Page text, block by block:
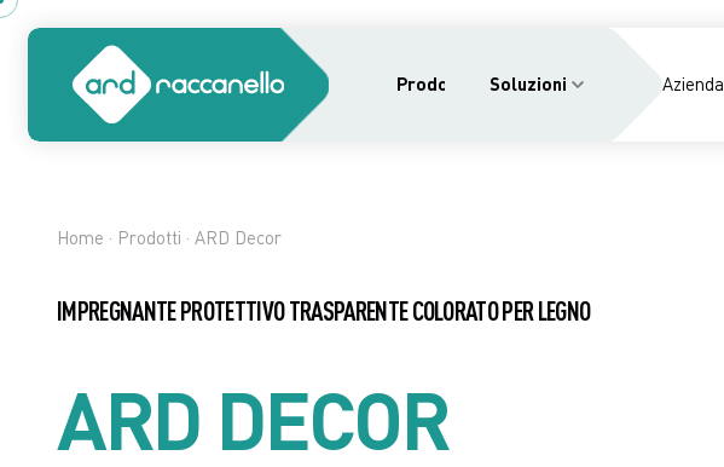
Prodotti Soluzioni Azienda
Home · Prodotti · ARD Decor
IMPREGNANTE PROTETTIVO TRASPARENTE COLORATO PER LEGNO
ARD DECOR